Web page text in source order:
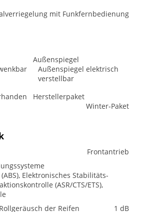
mit Funkfernbedienung
Außenspiegel
Außenspiegel elektrisch
verstellbar
Herstellerpaket
Winter-Paket
Frontantrieb
Elektronisches Stabilitäts-
(ASR/CTS/ETS),
der Reifen
1 dB